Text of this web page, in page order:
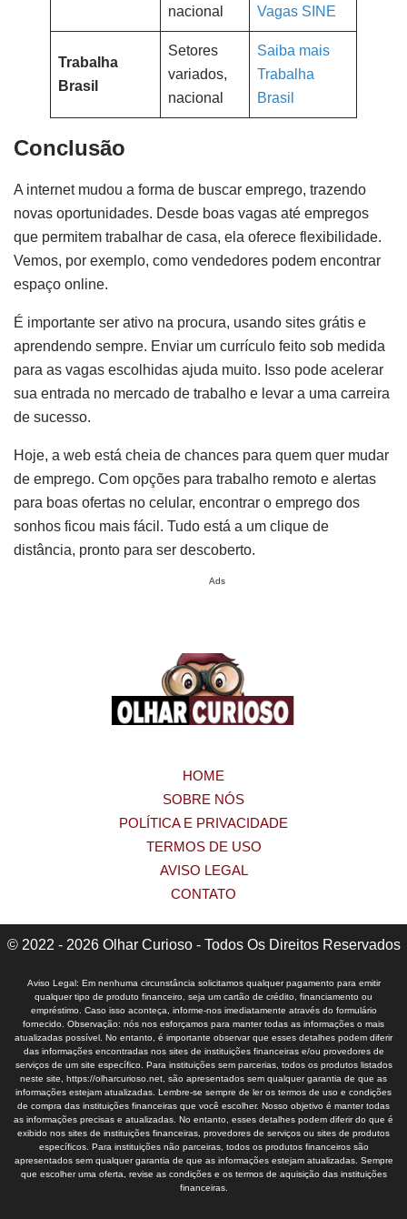
nacional
Vagas SINE
Trabalha
Brasil
Setores
variados,
nacional
Saiba mais
Trabalha
Brasil
Conclusão
A internet mudou a forma de buscar emprego, trazendo
novas oportunidades. Desde boas vagas até empregos
que permitem trabalhar de casa, ela oferece flexibilidade.
Vemos, por exemplo, como vendedores podem encontrar
espaço online.
É importante ser ativo na procura, usando sites grátis e
aprendendo sempre. Enviar um currículo feito sob medida
para as vagas escolhidas ajuda muito. Isso pode acelerar
sua entrada no mercado de trabalho e levar a uma carreira
de sucesso.
Hoje, a web está cheia de chances para quem quer mudar
de emprego. Com opções para trabalho remoto e alertas
para boas ofertas no celular, encontrar o emprego dos
sonhos ficou mais fácil. Tudo está a um clique de
distância, pronto para ser descoberto.
Ads
HOME
SOBRE NÓS
POLÍTICA E PRIVACIDADE
TERMOS DE USO
AVISO LEGAL
CONTATO
© 2022 - 2026 Olhar Curioso - Todos Os Direitos Reservados
Aviso Legal: Em nenhuma circunstância solicitamos qualquer pagamento para emitir
qualquer tipo de produto financeiro, seja um cartão de crédito, financiamento ou
empréstimo. Caso isso aconteça, informe-nos imediatamente através do formulário
fornecido. Observação: nós nos esforçamos para manter todas as informações o mais
atualizadas possível. No entanto, é importante observar que esses detalhes podem diferir
das informações encontradas nos sites de instituições financeiras e/ou provedores de
serviços de um site específico. Para instituições sem parcerias, todos os produtos listados
neste site, https://olharcurioso.net, são apresentados sem qualquer garantia de que as
informações estejam atualizadas. Lembre-se sempre de ler os termos de uso e condições
de compra das instituições financeiras que você escolher. Nosso objetivo é manter todas
as informações precisas e atualizadas. No entanto, esses detalhes podem diferir do que é
exibido nos sites de instituições financeiras, provedores de serviços ou sites de produtos
específicos. Para instituições não parceiras, todos os produtos financeiros são
apresentados sem qualquer garantia de que as informações estejam atualizadas. Sempre
que escolher uma oferta, revise as condições e os termos de aquisição das instituições
financeiras.